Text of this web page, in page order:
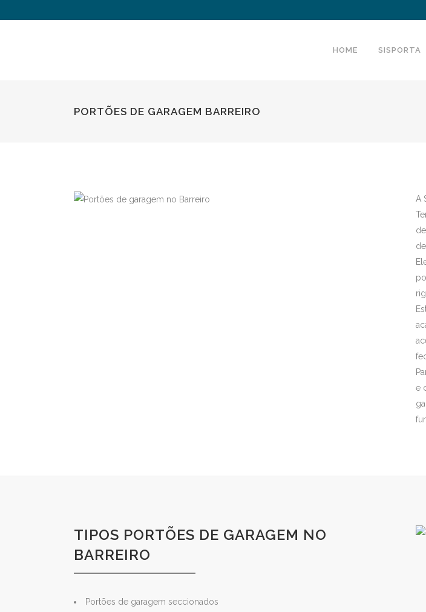
HOME SISPORTA
PORTÕES DE GARAGEM BARREIRO
A
e
TIPOS PORTÕES DE GARAGEM NO
BARREIRO
Portões de garagem seccionados